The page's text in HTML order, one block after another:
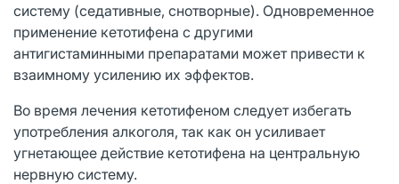
систему (седативные, снотворные). Одновременное
применение кетотифена с другими
антигистаминными препаратами может привести к
взаимному усилению их эффектов.
Во время лечения кетотифеном следует избегать
употребления алкоголя, так как он усиливает
угнетающее действие кетотифена на центральную
нервную систему.